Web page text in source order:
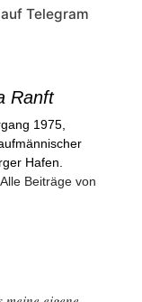
Telegram
Ranft
1975,
Hafen.
Alle Beiträge von